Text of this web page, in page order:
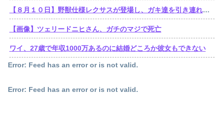
【８月１０日】野獣仕様レクサスが登場し、ガキ達を引き連れてハーメルンの笛吹き状態となる （※動画あり）
【画像】ツェリードニヒさん、ガチのマジで死亡
ワイ、27歳で年収1000万あるのに結婚どころか彼女もできない
Error: Feed has an error or is not valid.
Error: Feed has an error or is not valid.